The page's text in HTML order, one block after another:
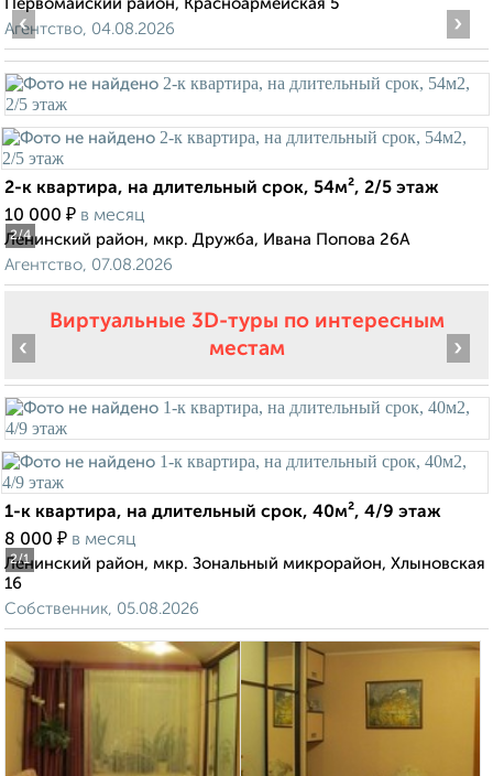
Первомайский район, Красноармейская 5
Агентство, 04.08.2026
2/4
‹ ›
2-к квартира, на длительный срок, 54м², 2/5 этаж
10 000 ₽ в месяц
Ленинский район, мкр. Дружба, Ивана Попова 26А
Агентство, 07.08.2026
Виртуальные 3D-туры по интересным
местам
2/1
‹ ›
1-к квартира, на длительный срок, 40м², 4/9 этаж
8 000 ₽ в месяц
Ленинский район, мкр. Зональный микрорайон, Хлыновская
16
Собственник, 05.08.2026